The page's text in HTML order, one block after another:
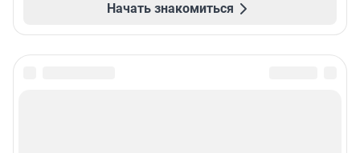
Начать знакомиться